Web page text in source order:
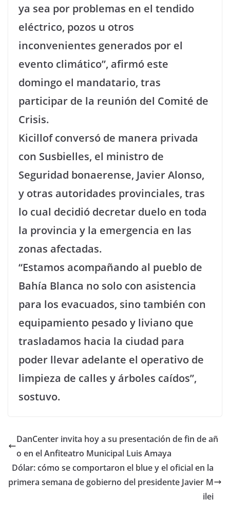
ya sea por problemas en el tendido
eléctrico, pozos u otros
inconvenientes generados por el
evento climático”, afirmó este
domingo el mandatario, tras
participar de la reunión del Comité de
Crisis.
Kicillof conversó de manera privada
con Susbielles, el ministro de
Seguridad bonaerense, Javier Alonso,
y otras autoridades provinciales, tras
lo cual decidió decretar duelo en toda
la provincia y la emergencia en las
zonas afectadas.
“Estamos acompañando al pueblo de
Bahía Blanca no solo con asistencia
para los evacuados, sino también con
equipamiento pesado y liviano que
trasladamos hacia la ciudad para
poder llevar adelante el operativo de
limpieza de calles y árboles caídos”,
sostuvo.
DanCenter invita hoy a su presentación de fin de añ
o en el Anfiteatro Municipal Luis Amaya
Dólar: cómo se comportaron el blue y el oficial en la
primera semana de gobierno del presidente Javier M
ilei